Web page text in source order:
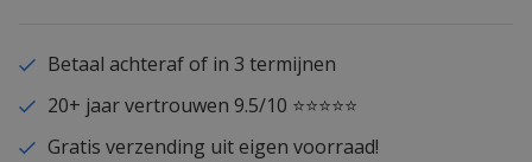
Betaal achteraf of in 3 termijnen
20+ jaar vertrouwen 9.5/10 ⭐⭐⭐⭐⭐
Gratis verzending uit eigen voorraad!